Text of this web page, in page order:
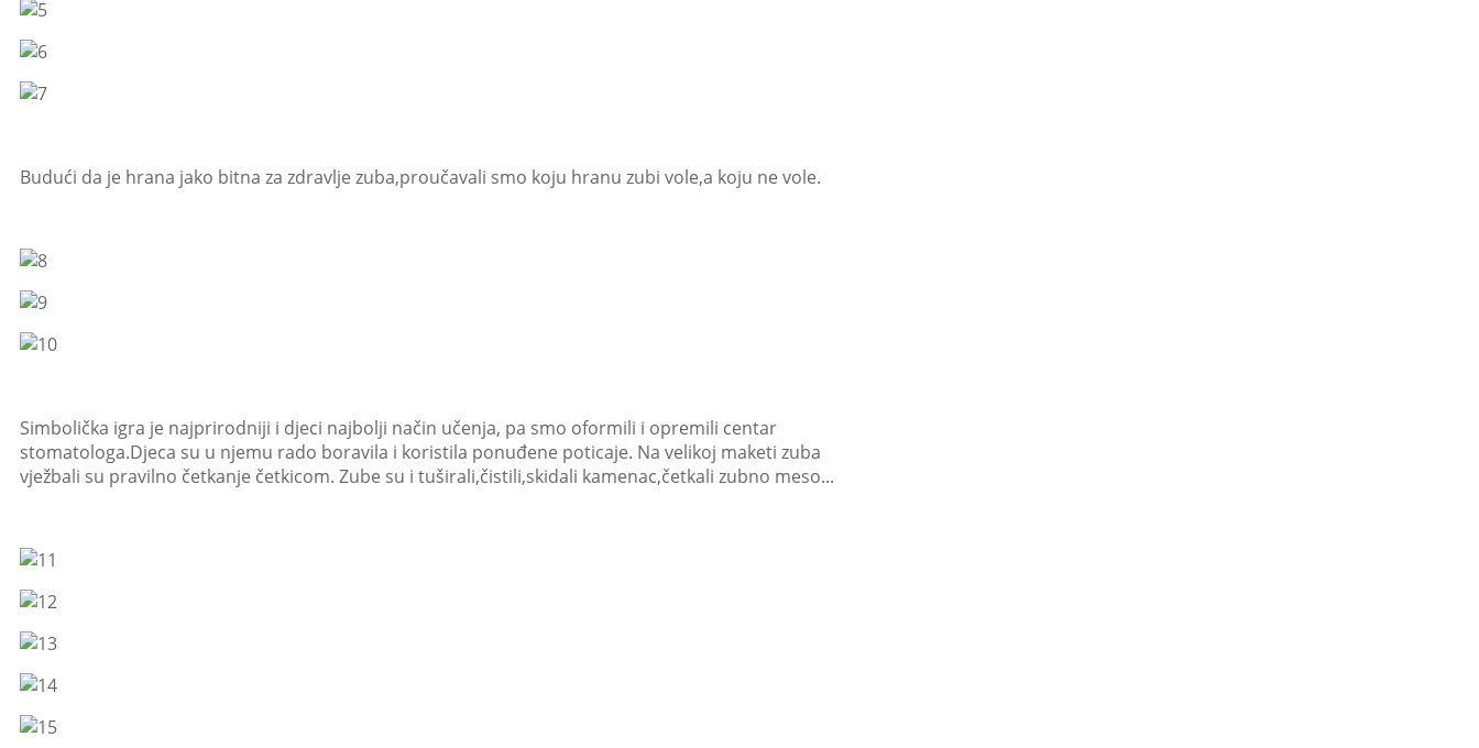
Budući da je hrana jako bitna za zdravlje zuba,proučavali smo koju hranu zubi vole,a koju ne vole.
Simbolička igra je najprirodniji i djeci najbolji način učenja, pa smo oformili i opremili centar
stomatologa.Djeca su u njemu rado boravila i koristila ponuđene poticaje. Na velikoj maketi zuba
vježbali su pravilno četkanje četkicom. Zube su i tuširali,čistili,skidali kamenac,četkali zubno meso...